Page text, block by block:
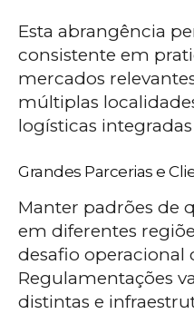
Esta abrangência
consistente em
mercados
múltiplas
logísticas
Grandes Parcerias e
Manter padrões de
em diferentes
desafio operacional
Regulamentações
distintas e